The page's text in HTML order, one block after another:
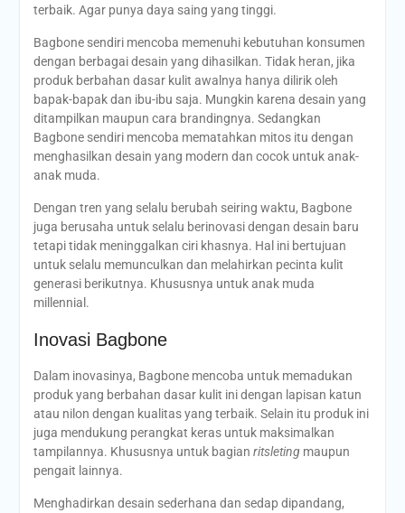
terbaik. Agar punya daya saing yang tinggi.
Bagbone sendiri mencoba memenuhi kebutuhan konsumen
dengan berbagai desain yang dihasilkan. Tidak heran, jika
produk berbahan dasar kulit awalnya hanya dilirik oleh
bapak-bapak dan ibu-ibu saja. Mungkin karena desain yang
ditampilkan maupun cara brandingnya. Sedangkan
Bagbone sendiri mencoba mematahkan mitos itu dengan
menghasilkan desain yang modern dan cocok untuk anak-
anak muda.
Dengan tren yang selalu berubah seiring waktu, Bagbone
juga berusaha untuk selalu berinovasi dengan desain baru
tetapi tidak meninggalkan ciri khasnya. Hal ini bertujuan
untuk selalu memunculkan dan melahirkan pecinta kulit
generasi berikutnya. Khususnya untuk anak muda
millennial.
Inovasi Bagbone
Dalam inovasinya, Bagbone mencoba untuk memadukan
produk yang berbahan dasar kulit ini dengan lapisan katun
atau nilon dengan kualitas yang terbaik. Selain itu produk ini
juga mendukung perangkat keras untuk maksimalkan
tampilannya. Khususnya untuk bagian ritsleting maupun
pengait lainnya.
Menghadirkan desain sederhana dan sedap dipandang,